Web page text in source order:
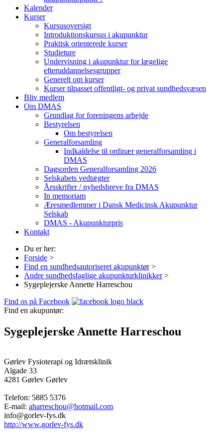
Kalender
Kurser
Kursusoversigt
Introduktionskursus i akupunktur
Praktisk orienterede kurser
Studieture
Undervisning i akupunktur for lægelige
efteruddannelsesgrupper
Generelt om kurser
Kurser tilpasset offentligt- og privat sundhedsvæsen
Bliv medlem
Om DMAS
Grundlag for foreningens arbejde
Bestyrelsen
Om bestyrelsen
Generalforsamling
Indkaldelse til ordinær generalforsamling i
DMAS
Dagsorden Generalforsamling 2026
Selskabets vedtægter
Årsskrifter / nyhedsbreve fra DMAS
In memoriam
Æresmedlemmer i Dansk Medicinsk Akupunktur
Selskab
DMAS - Akupunkturpris
Kontakt
Du er her:
Forside >
Find en sundhedsautoriseret akupunktør >
Andre sundhedsfaglige akupunkturklinikker >
Sygeplejerske Annette Harreschou
Find os på Facebook
Find en akupuntør:
Sygeplejerske Annette Harreschou
Gørlev Fysioterapi og Idrætsklinik
Algade 33
4281 Gørlev Gørlev
Telefon: 5885 5376
E-mail: aharreschou@hotmail.com
info@gorlev-fys.dk
http://www.gorlev-fys.dk